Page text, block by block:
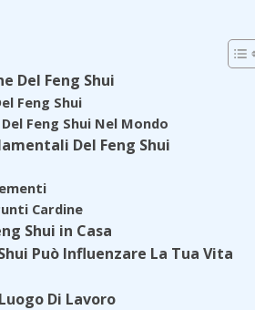
Del Feng Shui
Feng Shui
Feng Shui Nel Mondo
Del Feng Shui
Cardine
Shui in Casa
Può Influenzare La Tua Vita
Di Lavoro